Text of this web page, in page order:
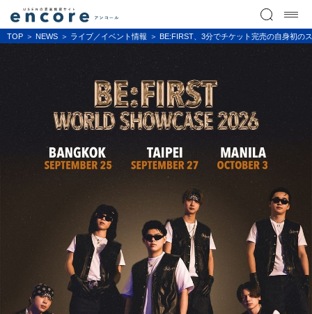
TOP NEWS ライブ／イベント情報 BE:FIRST、3分でチケット完売の自身初の